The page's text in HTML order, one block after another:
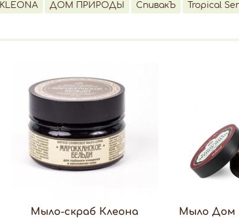
KLEONA ДОМ ПРИРОДЫ СпивакЪ Tropical
Мыло-скраб Клеона
Мыло Дом